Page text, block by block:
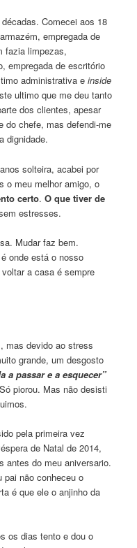
Comecei aos 18
empregada de
fazia limpezas,
empregada de escritório
administrativa einside
ultimo que me deu tanto
dos clientes, apesar
do chefe, mas defendi-me
dignidade.
solteira, acabei por
o meu melhor amigo, o
certo.O que tiver de
estresses.
Mudar faz bem.
onde está o nosso
a casa é sempre
mas devido ao stress
grande, um desgosto
a passar e a esquecer”
piorou. Mas não desisti
pela primeira vez
de Natal de 2014,
antes do meu aniversario.
pai não conheceu o
é que ele o anjinho da
os dias tento e dou o